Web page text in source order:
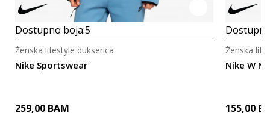
Dostupno boja:5
Nike Sportswear
Ženska lifestyle dukserica
259,00 BAM
Nike W
Ženska
155,00